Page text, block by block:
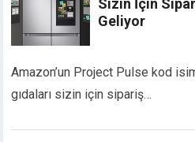
Sizin İçin
Geliyor
Amazon’un Project Pulse kod
gıdaları sizin için sipariş…